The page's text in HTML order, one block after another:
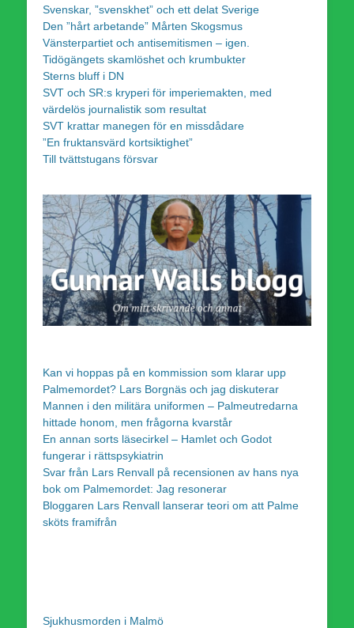
Svenskar, ”svenskhet” och ett delat Sverige
Den ”hårt arbetande” Mårten Skogsmus
Vänsterpartiet och antisemitismen – igen.
Tidögängets skamlöshet och krumbukter
Sterns bluff i DN
SVT och SR:s kryperi för imperiemakten, med
värdelös journalistik som resultat
SVT krattar manegen för en missdådare
”En fruktansvärd kortsiktighet”
Till tvättstugans försvar
Kan vi hoppas på en kommission som klarar upp
Palmemordet? Lars Borgnäs och jag diskuterar
Mannen i den militära uniformen – Palmeutredarna
hittade honom, men frågorna kvarstår
En annan sorts läsecirkel – Hamlet och Godot
fungerar i rättspsykiatrin
Svar från Lars Renvall på recensionen av hans nya
bok om Palmemordet: Jag resonerar
Bloggaren Lars Renvall lanserar teori om att Palme
sköts framifrån
Sjukhusmorden i Malmö